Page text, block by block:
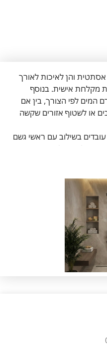
והן לאיכות לאורך
מקלחת אישית. בנוסף
המים לפי הצורך, בין אם
או לשטוף אזורים שקשה
בשילוב עם ראשי גשם
מקלחת שלמה דמוית ספא
בצורה חלקה.